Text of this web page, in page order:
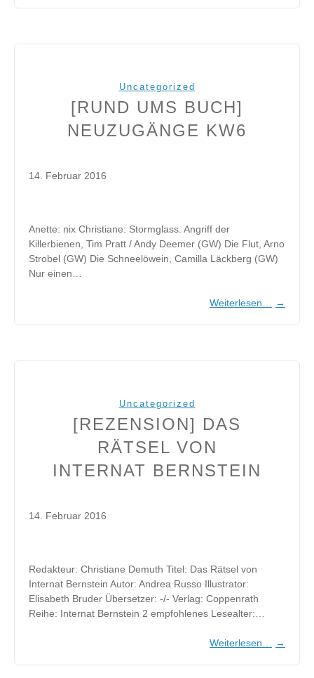
Uncategorized
[RUND UMS BUCH]
NEUZUGÄNGE KW6
14. Februar 2016
Anette: nix Christiane: Stormglass. Angriff der
Killerbienen, Tim Pratt / Andy Deemer (GW) Die Flut, Arno
Strobel (GW) Die Schneelöwein, Camilla Läckberg (GW)
Nur einen…
Weiterlesen… →
Uncategorized
[REZENSION] DAS
RÄTSEL VON
INTERNAT BERNSTEIN
14. Februar 2016
Redakteur: Christiane Demuth Titel: Das Rätsel von
Internat Bernstein Autor: Andrea Russo Illustrator:
Elisabeth Bruder Übersetzer: -/- Verlag: Coppenrath
Reihe: Internat Bernstein 2 empfohlenes Lesealter:…
Weiterlesen… →